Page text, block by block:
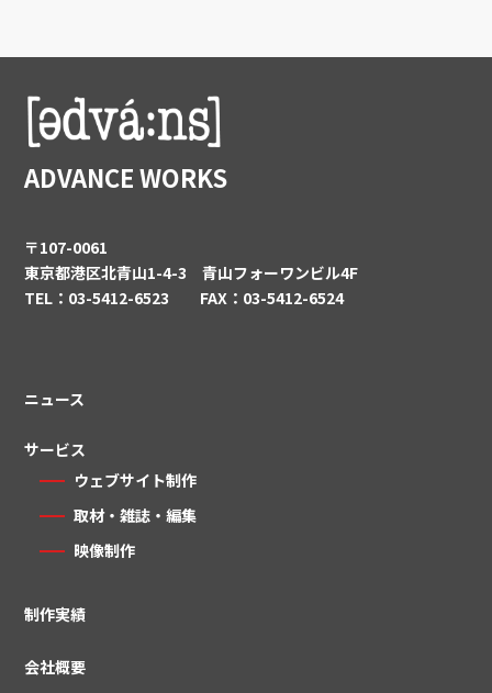
ADVANCE WORKS
〒107-0061
東京都港区北青山1-4-3 青山フォーワンビル4F
TEL：03-5412-6523 FAX：03-5412-6524
ニュース
サービス
ウェブサイト制作
取材・雑誌・編集
映像制作
制作実績
会社概要